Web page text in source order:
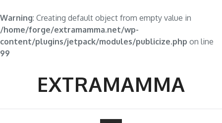
Warning: Creating default object from empty value in
/home/forge/extramamma.net/wp-
content/plugins/jetpack/modules/publicize.php on line
99
EXTRAMAMMA